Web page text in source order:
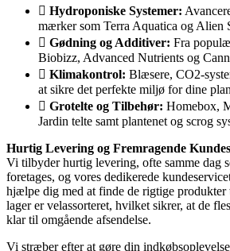
Hydroponiske Systemer:
mærker som Terra Aquatica og Alien
Gødning og Additiver: Fra
Biobizz, Advanced Nutrients og
Klimakontrol: Blæsere, CO2-
at sikre det perfekte miljø for dine
Grotelte og Tilbehør: Homebox,
Jardin telte samt plantenet og scrog
Hurtig Levering og Fremragende
Vi tilbyder hurtig levering, ofte samme dag
foretages, og vores dedikerede
hjælpe dig med at finde de rigtige produkter
lager er velassorteret, hvilket sikrer, at de
klar til omgående afsendelse.
Vi stræber efter at gøre din